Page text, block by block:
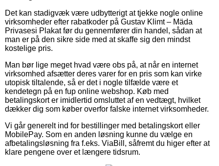
Det kan stadigvæk være udbytterigt at tjekke nogle online
virksomheder efter rabatkoder på Gustav Klimt – Mäda
Privasesi Plakat før du gennemfører din handel, sådan at
man er på den sikre side med at skaffe sig den mindst
kostelige pris.
Man bør lige meget hvad være obs på, at når en internet
virksomhed afsætter deres varer for en pris som kan virke
utopisk tiltalende, så er det i nogle tilfælde være et
kendetegn på en fup online webshop. Køb med
betalingskort er imidlertid omsluttet af en vedtægt, hvilket
dækker dig som køber overfor falske internet virksomheder.
Vi går generelt ind for bestillinger med betalingskort eller
MobilePay. Som en anden løsning kunne du vælge en
afbetalingsløsning fra f.eks. ViaBill, såfremt du higer efter at
klare pengene over et længere tidsrum.